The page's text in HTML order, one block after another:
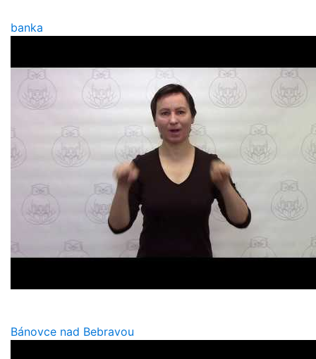
banka
Bánovce nad Bebravou